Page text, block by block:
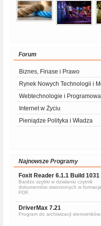
Forum
Biznes, Finase i Prawo
Rynek Nowych Technologii i
Webtechnologie i
Internet w Życiu
Pieniądze Polityka i Władza
Najnowsze Programy
Foxit Reader 6.1.1 Build 1031
Bardzo szybki w działaniu czytnik
dokumentów stworzonych w formacje
PDF.
DriverMax 7.21
Program do archiwizacji sterowników.